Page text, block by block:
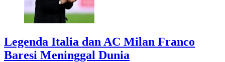
Legenda Italia dan AC Milan Franco
Baresi Meninggal Dunia